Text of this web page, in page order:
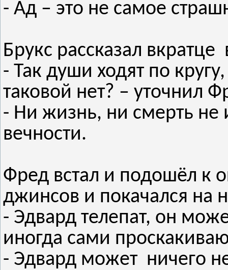
- Ад – это не самое
Брукс рассказал вкратце
- Так души ходят по
таковой нет? – уточнил
- Ни жизнь, ни смерть
вечности.
Фред встал и подошёл к
джинсов и покачался на
- Эдвард телепат, он
иногда сами
- Эдвард может ничего